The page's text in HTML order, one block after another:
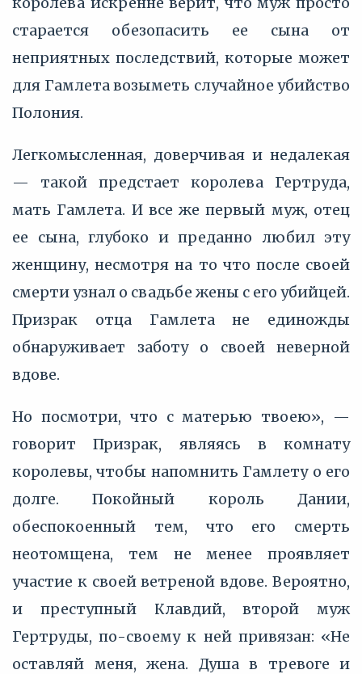
старается обезопасить ее сына от
неприятных последствий, которые может
для Гамлета возыметь случайное убийство
Полония.
Легкомысленная, доверчивая и недалекая
— такой предстает королева Гертруда,
мать Гамлета. И все же первый муж, отец
ее сына, глубоко и преданно любил эту
женщину, несмотря на то что после своей
смерти узнал о свадьбе жены с его убийцей.
Призрак отца Гамлета не единожды
обнаруживает заботу о своей неверной
вдове.
Но посмотри, что с матерью твоею», —
говорит Призрак, являясь в комнату
королевы, чтобы напомнить Гамлету о его
долге. Покойный король Дании,
обеспокоенный тем, что его смерть
неотомщена, тем не менее проявляет
участие к своей ветреной вдове. Вероятно,
и преступный Клавдий, второй муж
Гертруды, по-своему к ней привязан: «Не
оставляй меня, жена. Душа в тревоге и